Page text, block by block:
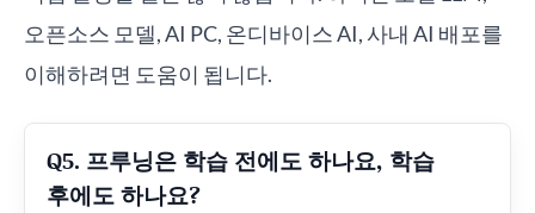
오픈소스 모델, AI PC, 온디바이스 AI, 사내 AI 배포를
이해하려면 도움이 됩니다.
Q5. 프루닝은 학습 전에도 하나요, 학습
후에도 하나요?